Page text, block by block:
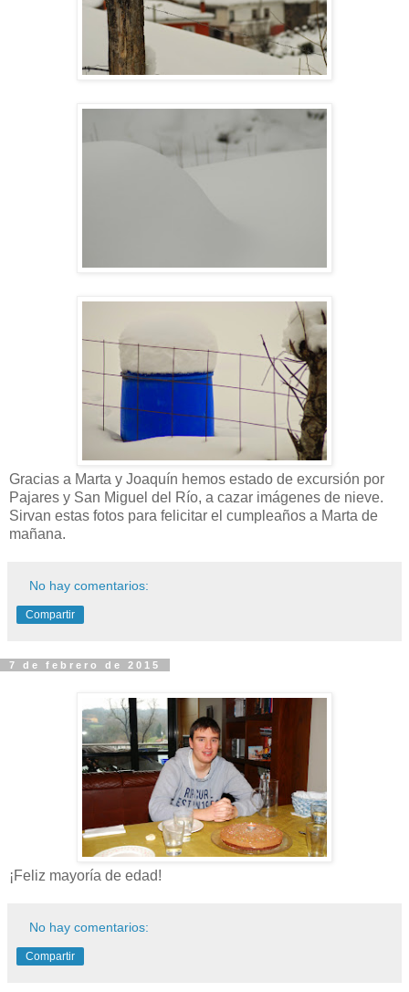
Gracias a Marta y Joaquín hemos estado de excursión por
Pajares y San Miguel del Río, a cazar imágenes de nieve.
Sirvan estas fotos para felicitar el cumpleaños a Marta de
mañana.
No hay comentarios:
Compartir
7 de febrero de 2015
¡Feliz mayoría de edad!
No hay comentarios:
Compartir